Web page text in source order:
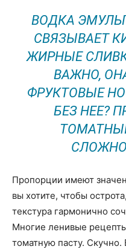
ВОДКА
СВЯЗЫВАЕТ
ЖИРНЫЕ
ВАЖНО,
ФРУКТОВЫЕ
БЕЗ НЕЕ?
Пропорции имеют
вы хотите, чтобы
текстура гармонично
Многие ленивые
томатную пасту.